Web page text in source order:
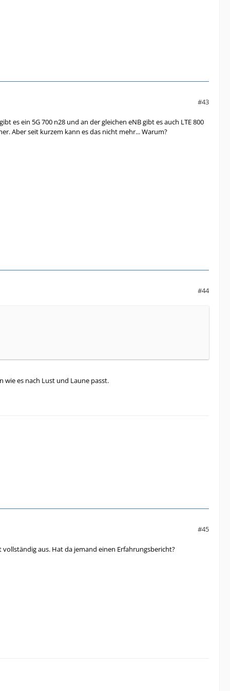
#43
es ein 5G 700 n28 und an der gleichen eNB gibt es auch LTE 800
Aber seit kurzem kann es das nicht mehr... Warum?
#44
wie es nach Lust und Laune passt.
#45
aus. Hat da jemand einen Erfahrungsbericht?